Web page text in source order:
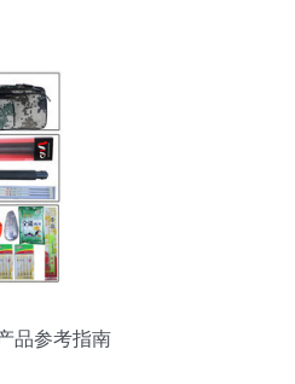
品参考指南